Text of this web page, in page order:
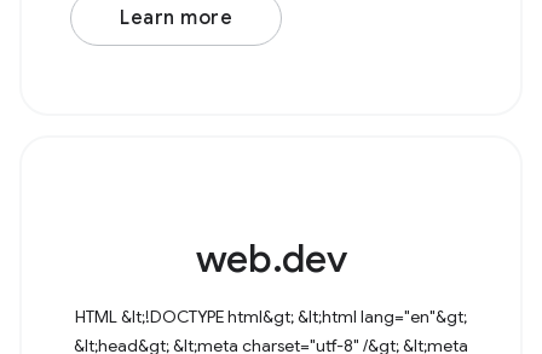
Learn more
web.dev
HTML &lt;!DOCTYPE html&gt; &lt;html lang="en"&gt;
&lt;head&gt; &lt;meta charset="utf-8" /&gt; &lt;meta